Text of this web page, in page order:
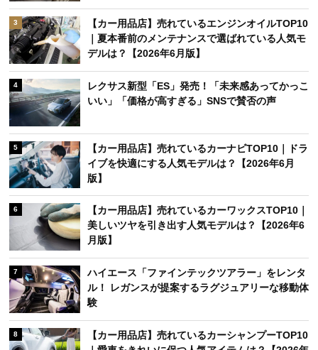
3
【カー用品店】売れているエンジンオイルTOP10
｜夏本番前のメンテナンスで選ばれている人気モ
デルは？【2026年6月版】
4
レクサス新型「ES」発売！「未来感あってかっこ
いい」「価格が高すぎる」SNSで賛否の声
5
【カー用品店】売れているカーナビTOP10｜ドラ
イブを快適にする人気モデルは？【2026年6月
版】
6
【カー用品店】売れているカーワックスTOP10｜
美しいツヤを引き出す人気モデルは？【2026年6
月版】
7
ハイエース「ファインテックツアラー」をレンタ
ル！ レガンスが提案するラグジュアリーな移動体
験
8
【カー用品店】売れているカーシャンプーTOP10